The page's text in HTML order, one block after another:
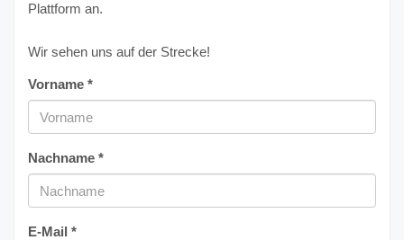
Plattform an.
Wir sehen uns auf der Strecke!
Vorname *
Nachname *
E-Mail *